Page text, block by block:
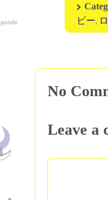
ビー,
No
Leave a